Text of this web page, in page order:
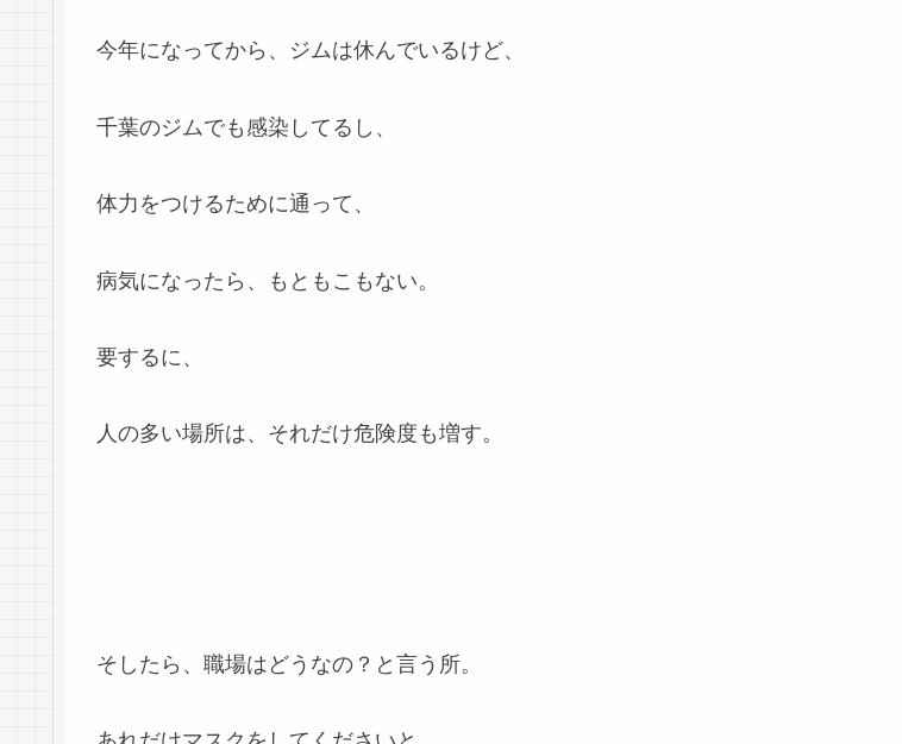
今年になってから、ジムは休んでいるけど、
千葉のジムでも感染してるし、
体力をつけるために通って、
病気になったら、もともこもない。
要するに、
人の多い場所は、それだけ危険度も増す。
そしたら、職場はどうなの？と言う所。